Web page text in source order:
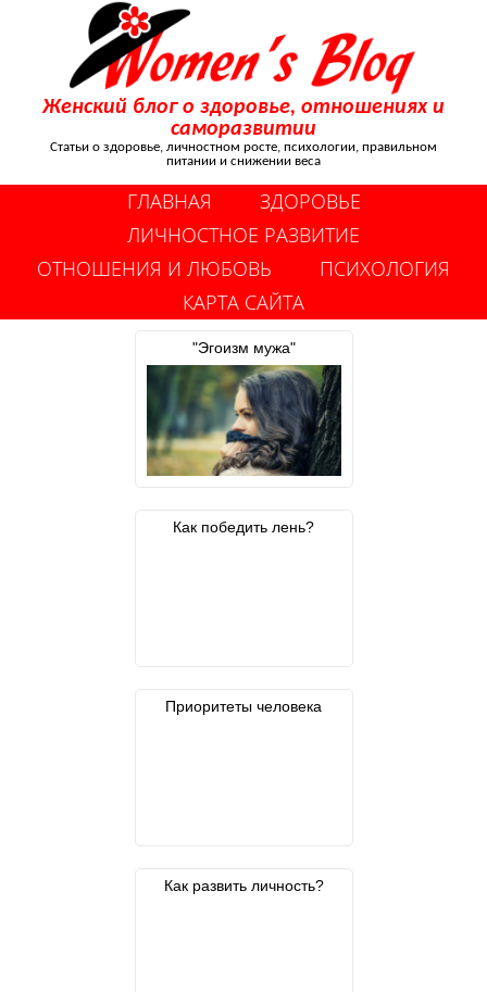
Женский блог о здоровье, отношениях и
саморазвитии
Статьи о здоровье, личностном росте, психологии, правильном
питании и снижении веса
ГЛАВНАЯ
ЗДОРОВЬЕ
ЛИЧНОСТНОЕ РАЗВИТИЕ
ОТНОШЕНИЯ И ЛЮБОВЬ
ПСИХОЛОГИЯ
КАРТА САЙТА
"Эгоизм мужа"
Как победить лень?
Приоритеты человека
Как развить личность?